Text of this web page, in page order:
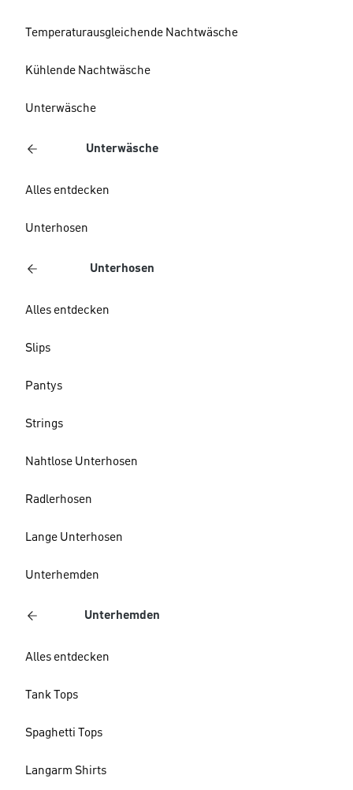
Temperaturausgleichende Nachtwäsche
Kühlende Nachtwäsche
Unterwäsche
Unterwäsche
Alles entdecken
Unterhosen
Unterhosen
Alles entdecken
Slips
Pantys
Strings
Nahtlose Unterhosen
Radlerhosen
Lange Unterhosen
Unterhemden
Unterhemden
Alles entdecken
Tank Tops
Spaghetti Tops
Langarm Shirts